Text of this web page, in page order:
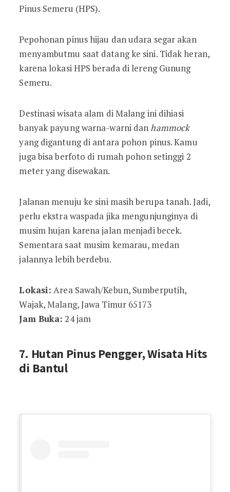
Pinus Semeru (HPS).
Pepohonan pinus hijau dan udara segar akan
menyambutmu saat datang ke sini. Tidak heran,
karena lokasi HPS berada di lereng Gunung
Semeru.
Destinasi wisata alam di Malang ini dihiasi
banyak payung warna-warni danhammock
yang digantung di antara pohon pinus. Kamu
juga bisa berfoto di rumah pohon setinggi 2
meter yang disewakan.
Jalanan menuju ke sini masih berupa tanah. Jadi,
perlu ekstra waspada jika mengunjunginya di
musim hujan karena jalan menjadi becek.
Sementara saat musim kemarau, medan
jalannya lebih berdebu.
Lokasi: Area Sawah/Kebun, Sumberputih,
Wajak, Malang, Jawa Timur 65173
Jam Buka: 24 jam
7. Hutan Pinus Pengger, Wisata Hits
di Bantul